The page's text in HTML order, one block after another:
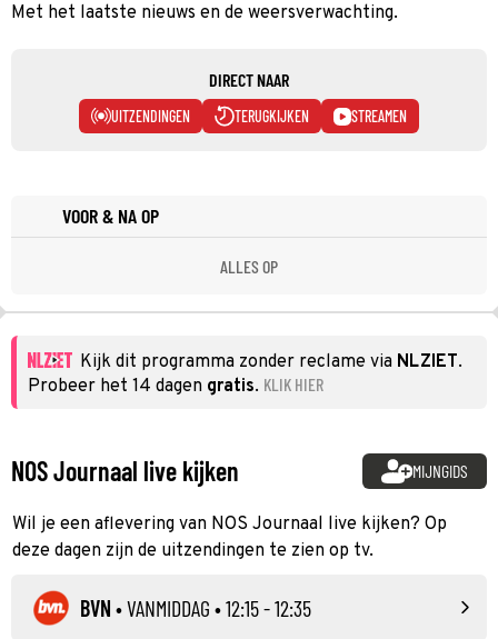
Met het laatste nieuws en de weersverwachting.
DIRECT NAAR
UITZENDINGEN TERUGKIJKEN STREAMEN
VOOR & NA OP
ALLES OP
Kijk dit programma zonder reclame via NLZIET.
Probeer het 14 dagen gratis. KLIK HIER
NOS Journaal live kijken MIJNGIDS
Wil je een aflevering van NOS Journaal live kijken? Op
deze dagen zijn de uitzendingen te zien op tv.
BVN •VANMIDDAG • 12:15 - 12:35